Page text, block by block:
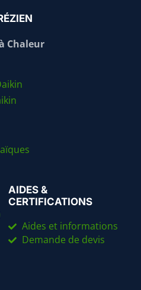
Chaleur
AIDES &
CERTIFICATIONS
Aides et informations
Demande de devis